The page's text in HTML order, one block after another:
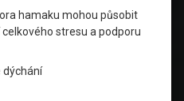
hamaku mohou působit
stresu a podporu
dýchání